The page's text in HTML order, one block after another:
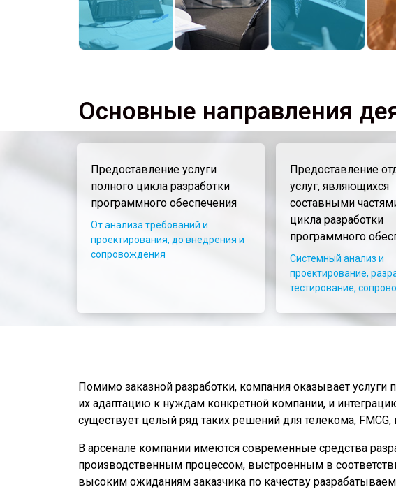
Основные направления
Предоставление услуги
полного цикла разработки
программного обеспечения
От анализа требований и
проектирования, до внедрения и
сопровождения
Предоставление
услуг, являющихся
составными
цикла разработки
программного
Системный анализ и
проектирование,
тестирование,
Помимо заказной разработки, компания оказывает
их адаптацию к нуждам конкретной компании, и
существует целый ряд таких решений для телекома, FMCG,
В арсенале компании имеются современные средства
производственным процессом, выстроенным в
высоким ожиданиям заказчика по качеству